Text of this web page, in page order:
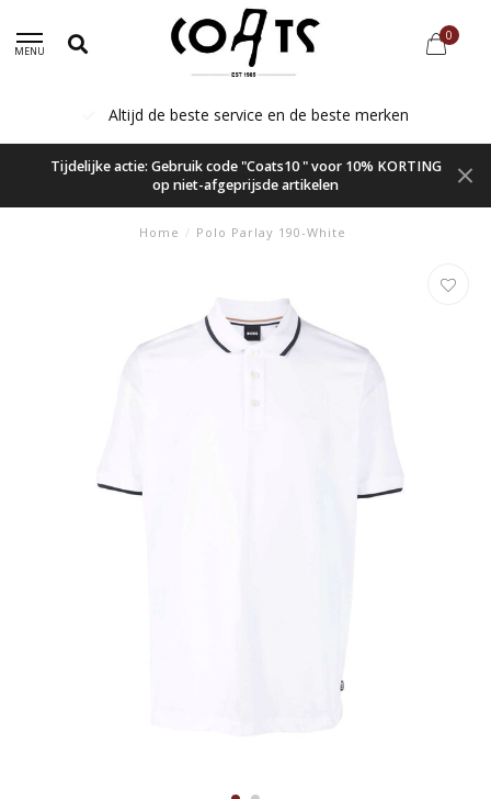
MENU
0
Altijd de beste service en de beste merken
Tijdelijke actie: Gebruik code "Coats10 " voor 10% KORTING
op niet-afgeprijsde artikelen
Home / Polo Parlay 190-White